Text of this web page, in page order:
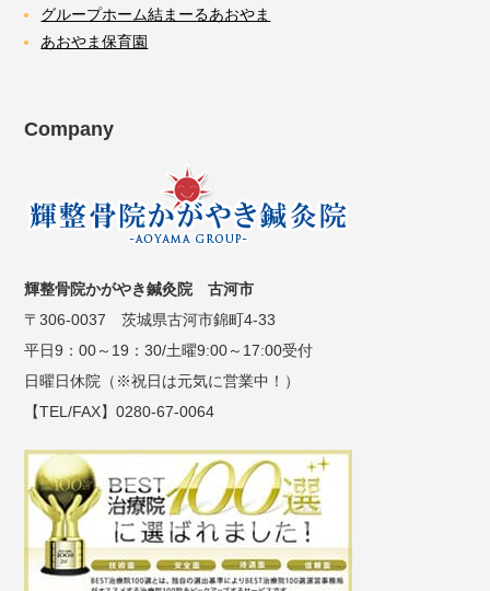
グループホーム結まーるあおやま
あおやま保育園
Company
輝整骨院かがやき鍼灸院 古河市
〒306-0037 茨城県古河市錦町4-33
平日9：00～19：30/土曜9:00～17:00受付
日曜日休院（※祝日は元気に営業中！）
【TEL/FAX】0280-67-0064